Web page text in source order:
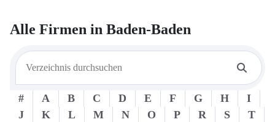
Alle Firmen in Baden-Baden
# A B C D E F G H
I
J
K L M N O P R S
T